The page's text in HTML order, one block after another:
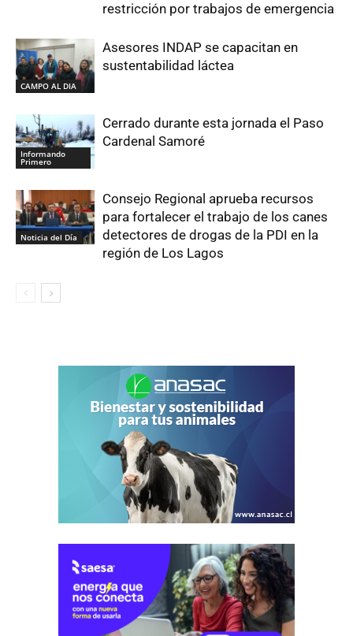
restricción por trabajos de emergencia
CAMPO AL DIA
Asesores INDAP se capacitan en
sustentabilidad láctea
Informando
Primero
Cerrado durante esta jornada el Paso
Cardenal Samoré
Noticia del Día
Consejo Regional aprueba recursos
para fortalecer el trabajo de los canes
detectores de drogas de la PDI en la
región de Los Lagos